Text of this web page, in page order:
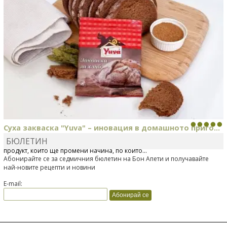
Суха закваска "Yuva" – иновация в домашното приго...
Отскоро Лесафр България стартира предлагането на изцяло нов
продукт, който ще промени начина, по който...
БЮЛЕТИН
Абонирайте се за седмичния бюлетин на Бон Апети и получавайте
най-новите рецепти и новини
E-mail: